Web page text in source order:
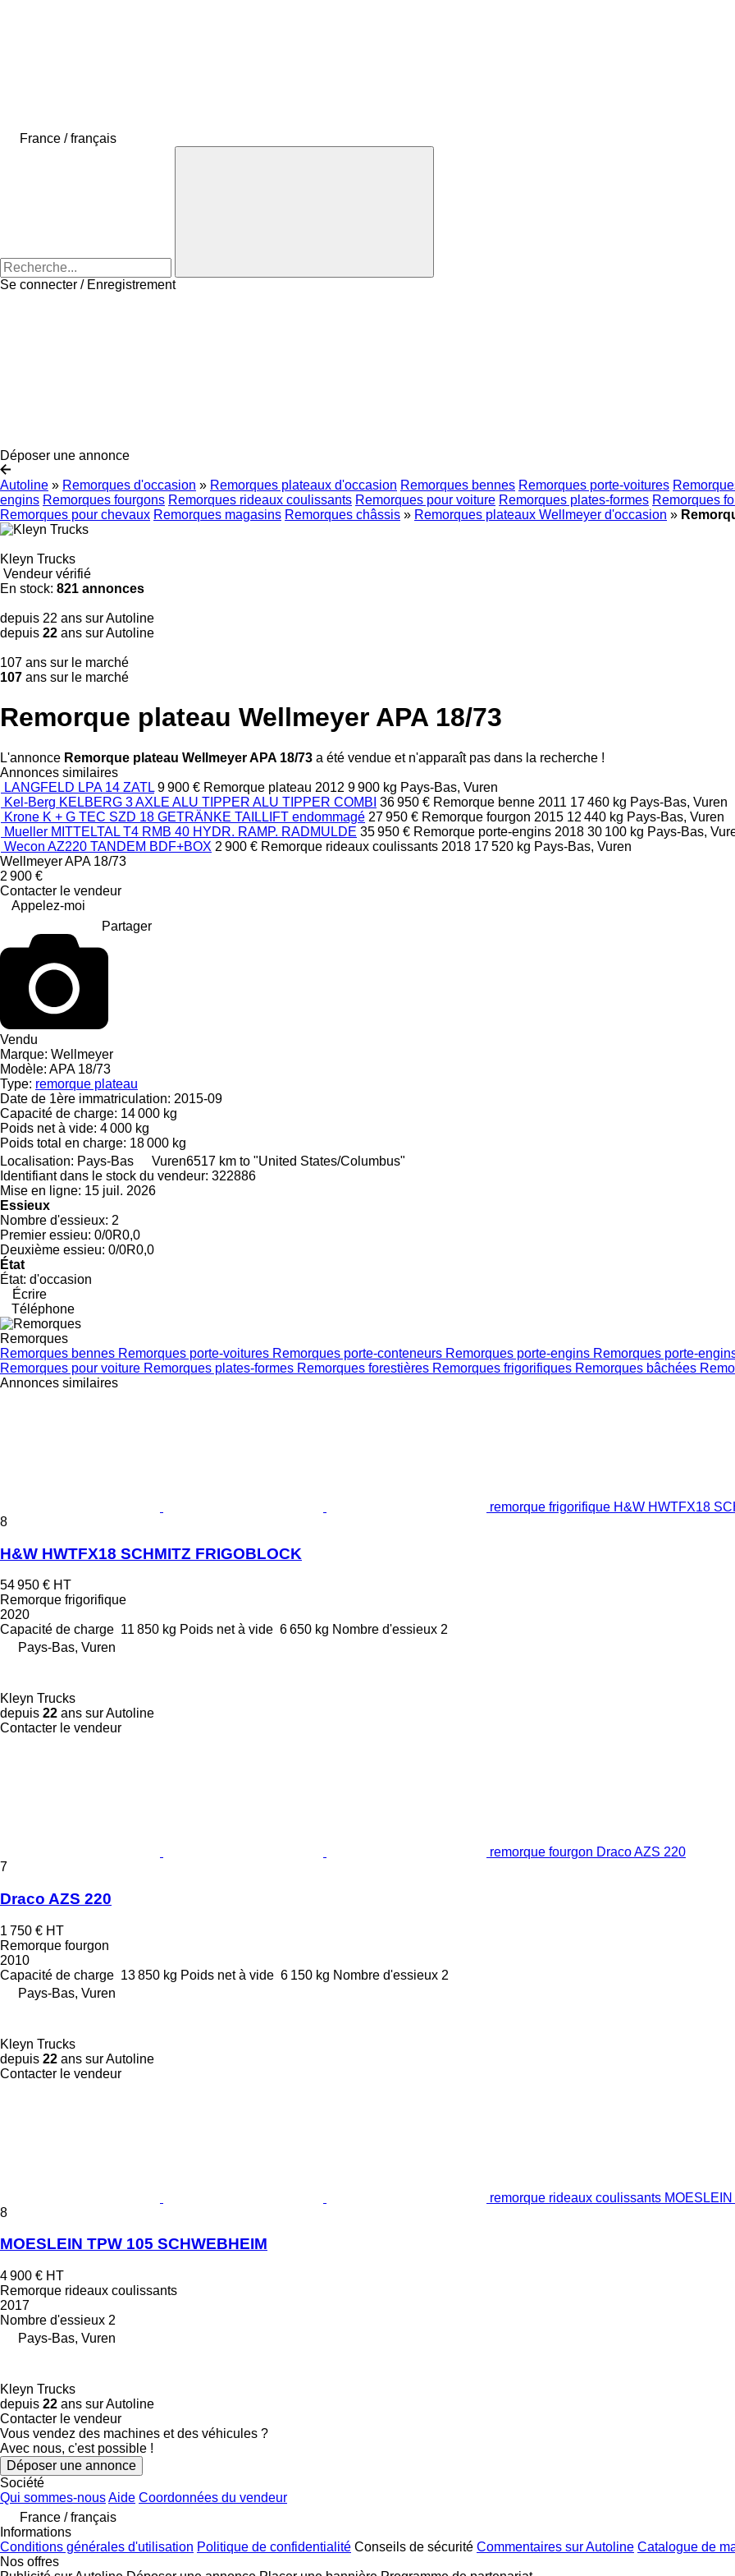
France / français
Se connecter / Enregistrement
Déposer une annonce
Autoline » Remorques d'occasion » Remorques plateaux d'occasion Remorques bennes Remorques porte-voitures
engins Remorques fourgons Remorques rideaux coulissants Remorques pour voiture Remorques plates-formes Remorques
Remorques pour chevaux Remorques magasins Remorques châssis » Remorques plateaux Wellmeyer d'occasion »
Kleyn Trucks
Vendeur vérifié
En stock: 821 annonces
depuis 22 ans sur Autoline
depuis 22 ans sur Autoline
107 ans sur le marché
107 ans sur le marché
Remorque plateau Wellmeyer APA 18/73
L'annonce Remorque plateau Wellmeyer APA 18/73 a été vendue et n'apparaît pas dans la recherche !
Annonces similaires
LANGFELD LPA 14 ZATL 9 900 € Remorque plateau 2012 9 900 kg Pays-Bas, Vuren
Kel-Berg KELBERG 3 AXLE ALU TIPPER ALU TIPPER COMBI 36 950 € Remorque benne 2011 17 460 kg Pays-Bas, Vuren
Krone K + G TEC SZD 18 GETRÄNKE TAILLIFT endommagé 27 950 € Remorque fourgon 2015 12 440 kg Pays-Bas, Vuren
Mueller MITTELTAL T4 RMB 40 HYDR. RAMP. RADMULDE 35 950 € Remorque porte-engins 2018 30 100 kg Pays-Bas,
Wecon AZ220 TANDEM BDF+BOX 2 900 € Remorque rideaux coulissants 2018 17 520 kg Pays-Bas, Vuren
Wellmeyer APA 18/73
2 900 €
Contacter le vendeur
Appelez-moi
Partager
Vendu
Marque: Wellmeyer
Modèle: APA 18/73
Type: remorque plateau
Date de 1ère immatriculation: 2015-09
Capacité de charge: 14 000 kg
Poids net à vide: 4 000 kg
Poids total en charge: 18 000 kg
Localisation: Pays-Bas Vuren6517 km to "United States/Columbus"
Identifiant dans le stock du vendeur: 322886
Mise en ligne: 15 juil. 2026
Essieux
Nombre d'essieux: 2
Premier essieu: 0/0R0,0
Deuxième essieu: 0/0R0,0
État
État: d'occasion
Écrire
Téléphone
Remorques
Remorques bennes Remorques porte-voitures Remorques porte-conteneurs Remorques porte-engins Remorques porte-
Remorques pour voiture Remorques plates-formes Remorques forestières Remorques frigorifiques Remorques bâchées
Annonces similaires
remorque frigorifique H&W HWTFX18
8
H&W HWTFX18 SCHMITZ FRIGOBLOCK
54 950 € HT
Remorque frigorifique
2020
Capacité de charge 11 850 kg Poids net à vide 6 650 kg Nombre d'essieux 2
Pays-Bas, Vuren
Kleyn Trucks
depuis 22 ans sur Autoline
Contacter le vendeur
remorque fourgon Draco AZS 220
7
Draco AZS 220
1 750 € HT
Remorque fourgon
2010
Capacité de charge 13 850 kg Poids net à vide 6 150 kg Nombre d'essieux 2
Pays-Bas, Vuren
Kleyn Trucks
depuis 22 ans sur Autoline
Contacter le vendeur
remorque rideaux coulissants
8
MOESLEIN TPW 105 SCHWEBHEIM
4 900 € HT
Remorque rideaux coulissants
2017
Nombre d'essieux 2
Pays-Bas, Vuren
Kleyn Trucks
depuis 22 ans sur Autoline
Contacter le vendeur
Vous vendez des machines et des véhicules ?
Avec nous, c'est possible !
Déposer une annonce
Société
Qui sommes-nousAide Coordonnées du vendeur
France / français
Informations
Conditions générales d'utilisation Politique de confidentialité Conseils de sécurité Commentaires sur Autoline Catalogue de
Nos offres